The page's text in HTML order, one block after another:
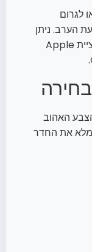
לגרום
הערב. ניתן
להגדיר את כל תזמון באמצעות אפליקציית Apple
האהוב
את החדר